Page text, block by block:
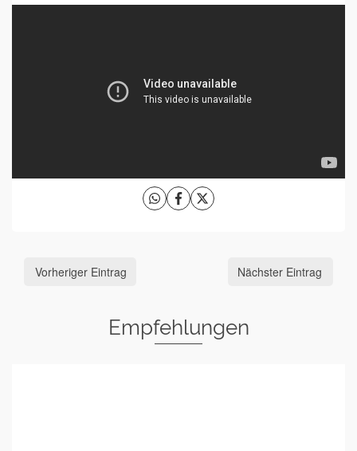
Vorheriger Eintrag Nächster Eintrag
Empfehlungen